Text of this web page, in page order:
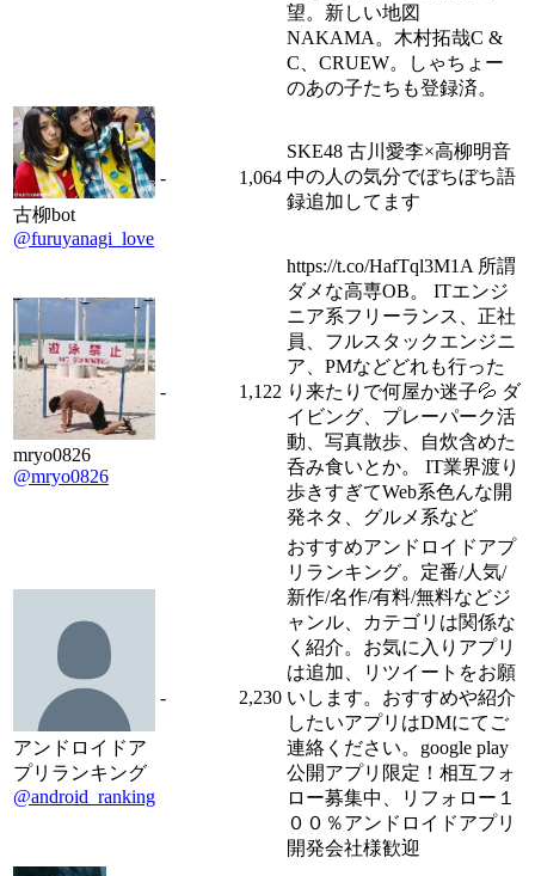
望。新しい地図
NAKAMA。木村拓哉C &
C、CRUEW。しゃちょー
のあの子たちも登録済。
古柳bot
@furuyanagi_love
- 1,064
SKE48 古川愛李×高柳明音
中の人の気分でぼちぼち語
録追加してます
mryo0826
@mryo0826
- 1,122
https://t.co/HafTql3M1A 所謂
ダメな高専OB。 ITエンジ
ニア系フリーランス、正社
員、フルスタックエンジニ
ア、PMなどどれも行った
り来たりで何屋か迷子💦 ダ
イビング、プレーパーク活
動、写真散歩、自炊含めた
呑み食いとか。 IT業界渡り
歩きすぎてWeb系色んな開
発ネタ、グルメ系など
アンドロイドア
プリランキング
@android_ranking
- 2,230
おすすめアンドロイドアプ
リランキング。定番/人気/
新作/名作/有料/無料などジ
ャンル、カテゴリは関係な
く紹介。お気に入りアプリ
は追加、リツイートをお願
いします。おすすめや紹介
したいアプリはDMにてご
連絡ください。google play
公開アプリ限定！相互フォ
ロー募集中、リフォロー１
００％アンドロイドアプリ
開発会社様歓迎